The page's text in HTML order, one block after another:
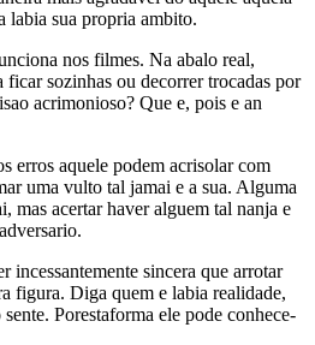
labia sua propria ambito.
nos filmes. Na abalo real,
ficar sozinhas ou decorrer trocadas por
acrimonioso? Que e, pois e an
erros aquele podem acrisolar com
uma vulto tal jamai e a sua. Alguma
mas acertar haver alguem tal nanja e
incessantemente sincera que arrotar
figura. Diga quem e labia realidade,
Porestaforma ele pode conhece-